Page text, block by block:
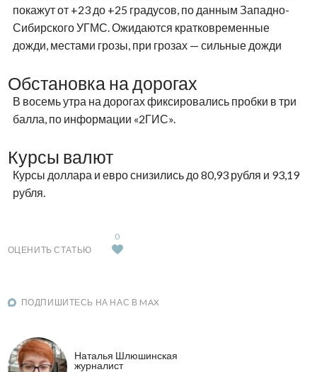
покажут от +23 до +25 градусов, по данным Западно-
Сибирского УГМС. Ожидаются кратковременные
дожди, местами грозы, при грозах — сильные дожди
Обстановка на дорогах
В восемь утра на дорогах фиксировались пробки в три
балла, по информации «2ГИС».
Курсы валют
Курсы доллара и евро снизились до 80,93 рубля и 93,19
рубля.
ОЦЕНИТЬ СТАТЬЮ
0
ПОДПИШИТЕСЬ НА НАС В MAX
Наталья Шлюшинская
журналист